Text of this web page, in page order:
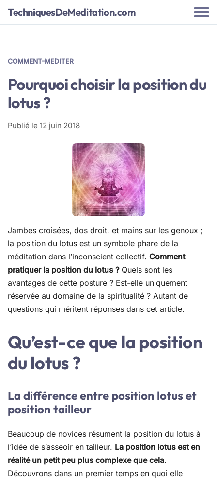
TechniquesDeMeditation.com
COMMENT-MEDITER
Pourquoi choisir la position du
lotus ?
Publié le 12 juin 2018
Jambes croisées, dos droit, et mains sur les genoux ;
la position du lotus est un symbole phare de la
méditation dans l’inconscient collectif. Comment
pratiquer la position du lotus ?Quels sont les
avantages de cette posture ? Est-elle uniquement
réservée au domaine de la spiritualité ? Autant de
questions qui méritent réponses dans cet article.
Qu’est-ce que la position
du lotus ?
La différence entre position lotus et
position tailleur
Beaucoup de novices résument la position du lotus à
l’idée de s’asseoir en tailleur. La position lotus est en
réalité un petit peu plus complexe que cela.
Découvrons dans un premier temps en quoi elle